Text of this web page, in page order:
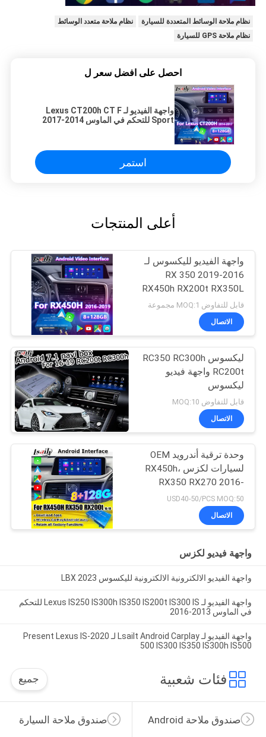
نظام ملاحة الوسائط المتعددة للسيارة
نظام ملاحة متعدد الوسائط
نظام ملاحة GPS للسيارة
احصل على افضل سعر ل
واجهة الفيديو لـ Lexus CT200h CT F
Sport للتحكم في الماوس 2014-2017
استمر
أعلى المنتجات
واجهة الفيديو لليكسوس لـ
2016-2019 RX 350
RX450h RX200t RX350L
RX450L RX300 RX350
قابل للتفاوض MOQ:1 مجموعة
الاتصال
ليكسوس RC350 RC300h
RC200t واجهة فيديو
ليكسوس
قابل للتفاوض MOQ:10
الاتصال
وحدة ترقية أندرويد OEM
لسيارات لكزس RX450h،
RX350 RX270 2016-
2021، دمج كاربلاي
لاسلكي، أندرويد أوتو،
يوتيوب، نتفليكس
USD40-50/PCS MOQ:50
الاتصال
واجهة فيديو لكزس
واجهة الفيديو الالكترونية الالكترونية لليكسوس LBX 2023
واجهة الفيديو لـ Lexus IS250 IS300h IS350 IS200t IS300 IS للتحكم
في الماوس 2013-2016
واجهة الفيديو لـ Lsailt Android Carplay لـ 2020-Present Lexus IS
500 IS300 IS350 IS300h IS500
فئات شعبية جميع
صندوق ملاحة السيارة صندوق ملاحة Android